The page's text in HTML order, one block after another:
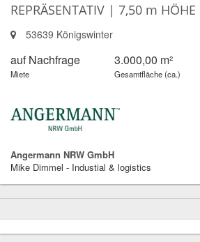
REPRÄSENTATIV | 7,50 m HÖHE
53639 Königswinter
auf Nachfrage
Miete
3.000,00 m²
Gesamtfläche (ca.)
Angermann NRW GmbH
Mike Dimmel - Industial & logistics